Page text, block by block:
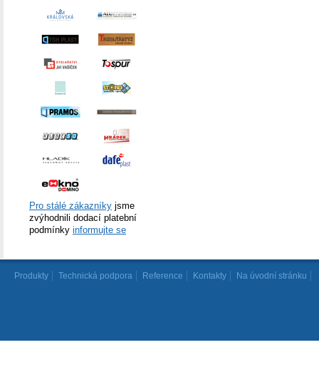
Pro stálé zákazníky jsme
zvýhodnili dodací platební
podmínky informujte se
Produkty Technická podpora Reference Kontakty Na úvodní stránku